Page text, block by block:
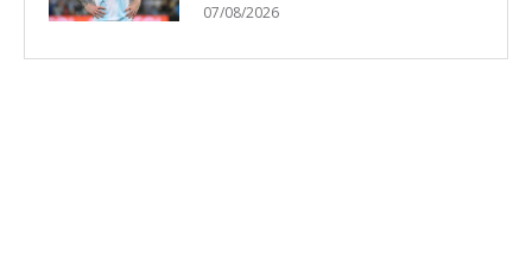
07/08/2026